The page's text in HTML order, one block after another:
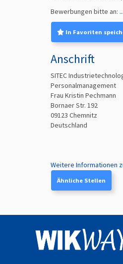
Bewerbungen bitte an:
In Favoriten
Anschrift
SITEC
Personalmanagement
Frau Kristin Pechmann
Bornaer Str. 192
09123 Chemnitz
Deutschland
Weitere Informationen
Ähnliche Stellen